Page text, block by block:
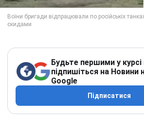
Будьте першими у
підпишіться на Новини
Google
Підписатися